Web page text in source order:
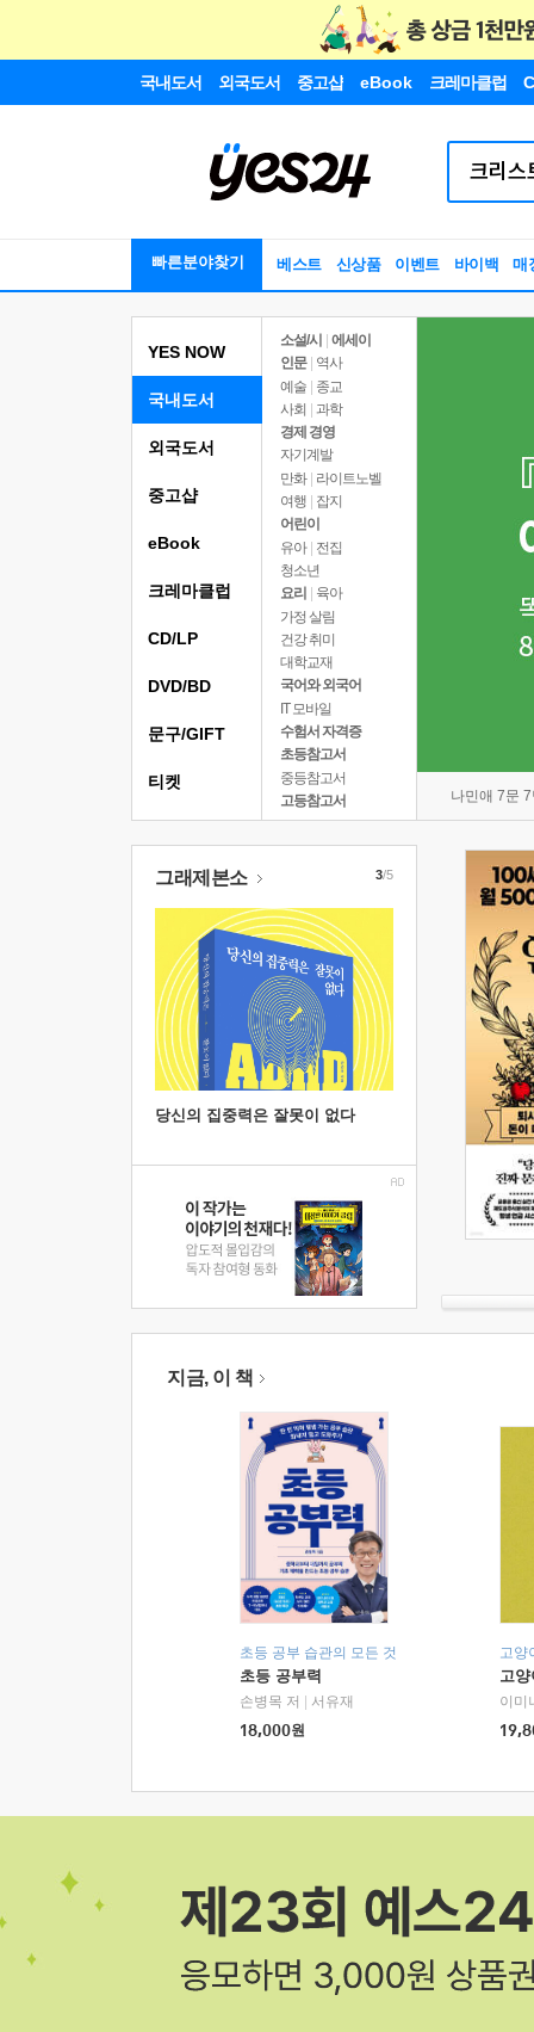
국내도서 외국도서 중고샵 eBook 크레마클럽
빠른분야찾기 베스트 신상품 이벤트 바이백 매
YES NOW
국내도서
소설/시
에세이
인문
역사
예술 | 종교
사회 | 과학
경제 경영
자기계발
만화 | 라이트노벨
여행
잡지
어린이
유아 | 전집
청소년
요리
육아
가정 살림
건강 취미
대학교재
국어와 외국어
IT 모바일
수험서 자격증
초등참고서
중등참고서
고등참고서
나민애 7문
외국도서
중고샵
eBook
크레마클럽
CD/LP
DVD/BD
문구/GIFT
티켓
그래제본소
당신의 집중력은 잘못이 없다
3/5
지금, 이 책
초등 공부 습관의 모든 것
초등 공부력
손병목 저
서유재
18,000원
고양
고
이미